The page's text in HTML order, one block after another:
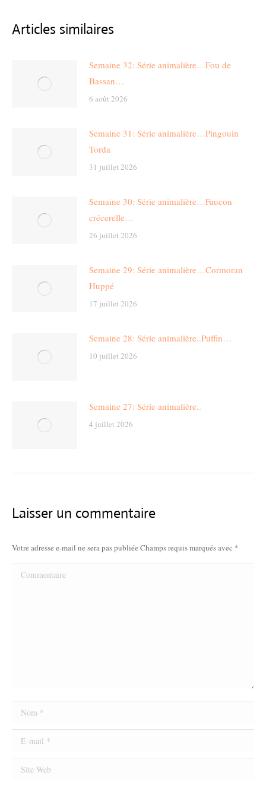
Articles similaires
Semaine 32: Série animalière…Fou de
Bassan…
6 août 2026
Semaine 31: Série animalière…Pingouin
Torda
31 juillet 2026
Semaine 30: Série animalière…Faucon
crécerelle…
26 juillet 2026
Semaine 29: Série animalière…Cormoran
Huppé
17 juillet 2026
Semaine 28: Série animalière..Puffin…
10 juillet 2026
Semaine 27: Série animalière..
4 juillet 2026
Laisser un commentaire
Votre adresse e-mail ne sera pas publiée Champs requis marqués avec *
Commentaire
Nom *
E-mail *
Site Web